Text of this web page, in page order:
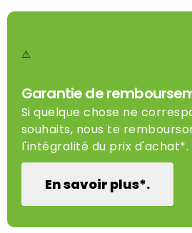
Garantie de
Si quelque chose ne
souhaits, nous te
l'intégralité du prix d'achat*.
En savoir plus*.